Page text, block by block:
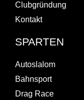
Clubgründung
Kontakt
SPARTEN
Autoslalom
Bahnsport
Drag Race